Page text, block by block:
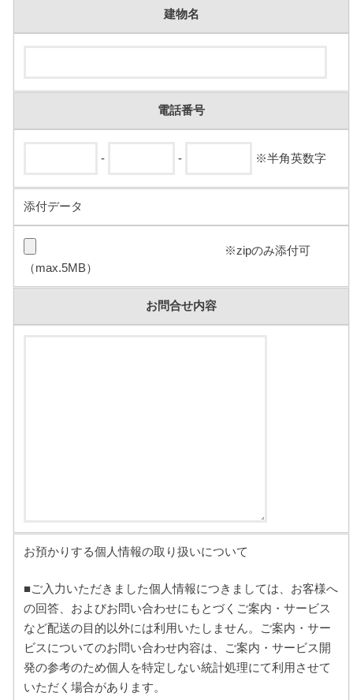
建物名
電話番号
- - ※半角英数字
添付データ
※zipのみ添付可
（max.5MB）
お問合せ内容
お預かりする個人情報の取り扱いについて
■ご入力いただきました個人情報につきましては、お客様へ
の回答、およびお問い合わせにもとづくご案内・サービス
など配送の目的以外には利用いたしません。ご案内・サー
ビスについてのお問い合わせ内容は、ご案内・サービス開
発の参考のため個人を特定しない統計処理にて利用させて
いただく場合があります。